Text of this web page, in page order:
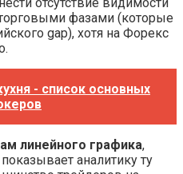
отсутствие видимости
фазами (которые
gap), хотя на Форекс
- список основных
линейного графика,
аналитику ту